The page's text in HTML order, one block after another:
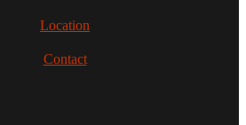
Location
Contact